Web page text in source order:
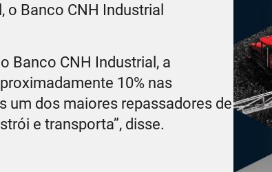
Banco CNH Industrial
Banco CNH Industrial, a
10% nas
um dos maiores repassadores de
e transporta”, disse.